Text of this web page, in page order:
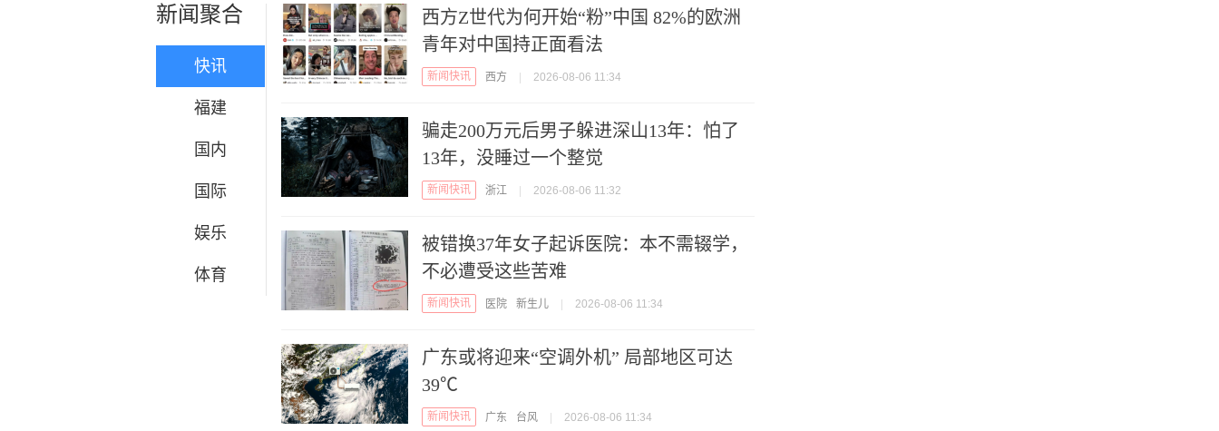
新闻聚合
快讯
福建
国内
国际
娱乐
体育
西方Z世代为何开始“粉”中国 82%的欧洲
青年对中国持正面看法
新闻快讯 西方 2026-08-06 11:34
骗走200万元后男子躲进深山13年：怕了
13年，没睡过一个整觉
新闻快讯 浙江 2026-08-06 11:32
被错换37年女子起诉医院：本不需辍学，
不必遭受这些苦难
新闻快讯 医院 新生儿 2026-08-06 11:34
广东或将迎来“空调外机” 局部地区可达
39℃
新闻快讯 广东 台风 2026-08-06 11:34